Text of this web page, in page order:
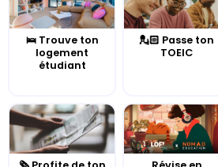
🛌 Trouve ton
logement
étudiant
💂🏻 Passe ton
TOEIC